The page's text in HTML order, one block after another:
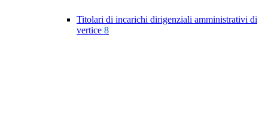
Titolari di incarichi dirigenziali amministrativi di
vertice 8